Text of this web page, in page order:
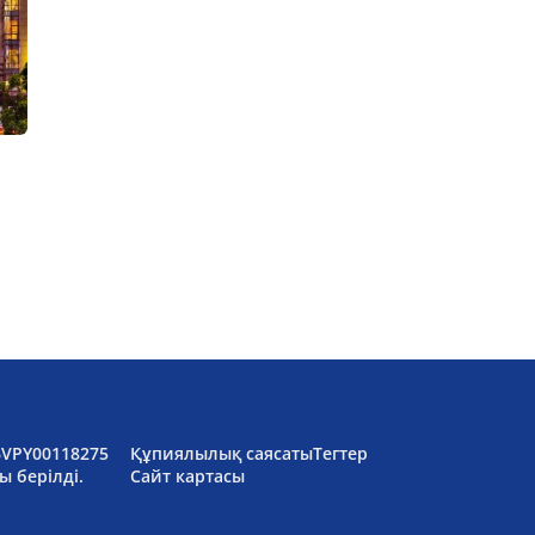
берілді.
Құпиялылық саясатыТегтер
Сайт картасы